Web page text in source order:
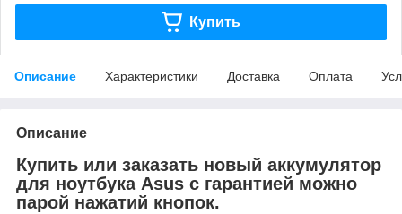
Купить
Описание Характеристики Доставка Оплата
Описание
Купить или заказать новый аккумулятор
для ноутбука Asus с гарантией можно
парой нажатий кнопок.